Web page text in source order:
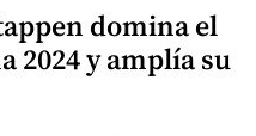
domina el
2024 y amplía su